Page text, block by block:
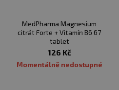
MedPharma Magnesium
citrát Forte + Vitamín B6 67
tablet
126 Kč
Momentálně nedostupné